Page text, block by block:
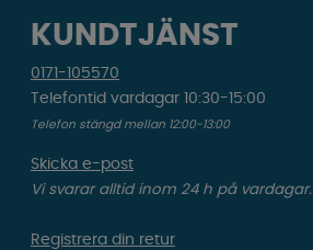
KUNDTJÄNST
0171-105570
Telefontid vardagar 10:30-15:00
Telefon stängd mellan 12:00-13:00
Skicka e-post
Vi svarar alltid inom 24 h på vardagar.
Registrera din retur